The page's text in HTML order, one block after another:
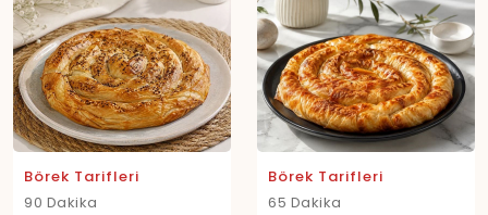
Börek Tarifleri
90 Dakika
Börek Tarifleri
65 Dakika